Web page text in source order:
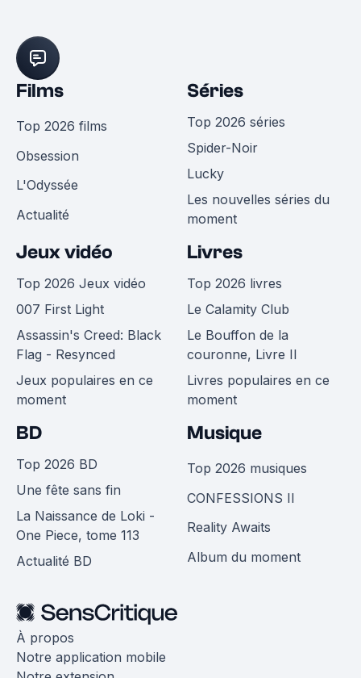
Films
Top 2026 films
Obsession
L'Odyssée
Actualité
Séries
Top 2026 séries
Spider-Noir
Lucky
Les nouvelles séries du
moment
Jeux vidéo
Top 2026 Jeux vidéo
007 First Light
Assassin's Creed: Black
Flag - Resynced
Jeux populaires en ce
moment
Livres
Top 2026 livres
Le Calamity Club
Le Bouffon de la
couronne, Livre II
Livres populaires en ce
moment
BD
Top 2026 BD
Une fête sans fin
La Naissance de Loki -
One Piece, tome 113
Actualité BD
Musique
Top 2026 musiques
CONFESSIONS II
Reality Awaits
Album du moment
À propos
Notre application mobile